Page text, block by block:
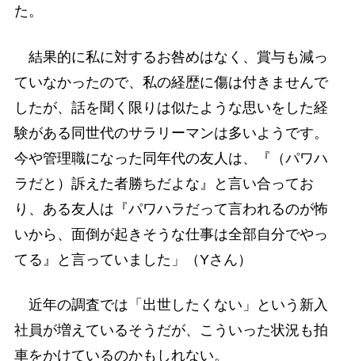
た。
結果的に私に対するお咎めはなく、賞与も減っ
ていなかったので、私の経歴に傷は付きませんで
したが、話を聞く限りは似たような思いをした経
験がある同世代のサラリーマンは多いようです。
今や管理職になった同年代の友人は、『（パワハ
ラだと）訴えた者勝ちだよな』と言い合ってお
り、ある友人は『パワハラだって言われるのが怖
いから、面倒が起きそうな仕事は全部自分でやっ
てる』と言っていました」（Yさん）
近年の調査では「出世したくない」という新入
社員が増えているそうだが、こういった状況も拍
車をかけているのかもしれない。